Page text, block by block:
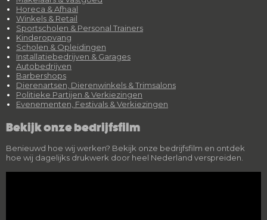
Horeca & Afhaal
Winkels & Retail
Sportscholen & Personal Trainers
Kinderopvang
Scholen & Opleidingen
Installatiebedrijven & Garages
Autobedrijven
Barbershops
Dierenartsen, Dierenwinkels & Trimsalons
Politieke Partijen & Verkiezingen
Evenementen, Festivals & Verkiezingen
Bekijk onze bedrijfsfilm
Benieuwd hoe wij werken? Bekijk onze bedrijfsfilm en ontdek
hoe wij dagelijks drukwerk door heel Nederland verspreiden.